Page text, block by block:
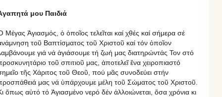
μου Παιδιά
Μέγας Ἁγιασμός, ὁ ὁποῖος τελεῖται καί χθές καί σήμερα σέ
τοῦ Βαπτίσματος τοῦ Χριστοῦ καί τόν ὁποῖον
γιά νά ἁγιάσουμε τή ζωή μας διατηρώντάς Τον στό
τοῦ σπιτιοῦ μας, ἀποτελεῖ ἕνα χειροπιαστό
τῆς Χάριτος τοῦ Θεοῦ, πού μᾶς συνοδεύει στήν
μας νά ὑπάρχουμε μέλη τοῦ Σώματος τοῦ Χριστοῦ.
ὅπως αὐτό τό Ἁγιασμένο νερό δέν ἀλλοιώνεται, ὅσα χρόνια κι